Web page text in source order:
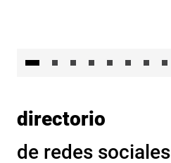
directorio
de redes sociales